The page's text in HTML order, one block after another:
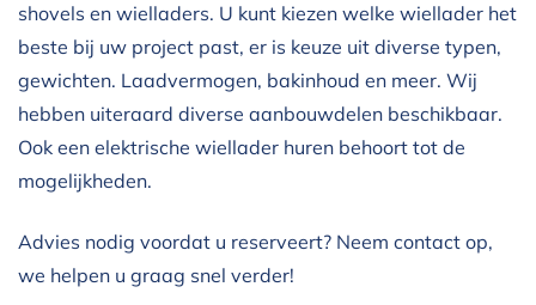
shovels en wielladers. U kunt kiezen welke wiellader het
beste bij uw project past, er is keuze uit diverse typen,
gewichten. Laadvermogen, bakinhoud en meer. Wij
hebben uiteraard diverse aanbouwdelen beschikbaar.
Ook een elektrische wiellader huren behoort tot de
mogelijkheden.
Advies nodig voordat u reserveert? Neem contact op,
we helpen u graag snel verder!